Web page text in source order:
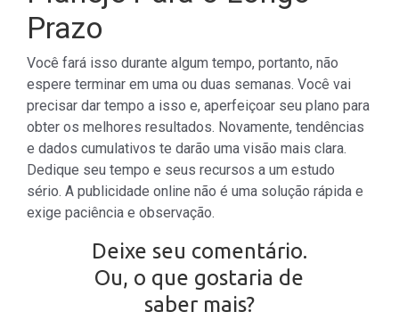
Prazo
Você fará isso durante algum tempo, portanto, não
espere terminar em uma ou duas semanas. Você vai
precisar dar tempo a isso e, aperfeiçoar seu plano para
obter os melhores resultados. Novamente, tendências
e dados cumulativos te darão uma visão mais clara.
Dedique seu tempo e seus recursos a um estudo
sério. A publicidade online não é uma solução rápida e
exige paciência e observação.
Deixe seu comentário.
Ou, o que gostaria de
saber mais?